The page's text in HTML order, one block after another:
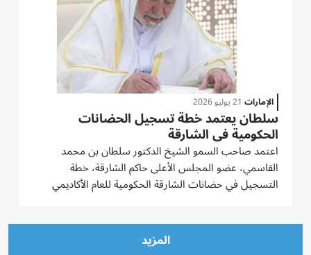
الإمارات 21 يوليو 2026
سلطان يعتمد خطة تسجيل الحضانات
الحكومية في الشارقة
اعتمد صاحب السمو الشيخ الدكتور سلطان بن محمد
القاسمي، عضو المجلس الأعلى حاكم الشارقة، خطة
التسجيل في حضانات الشارقة الحكومية للعام الأكاديمي
الهاشمي، رئيس أكاديمية الشارقة...
المزيد